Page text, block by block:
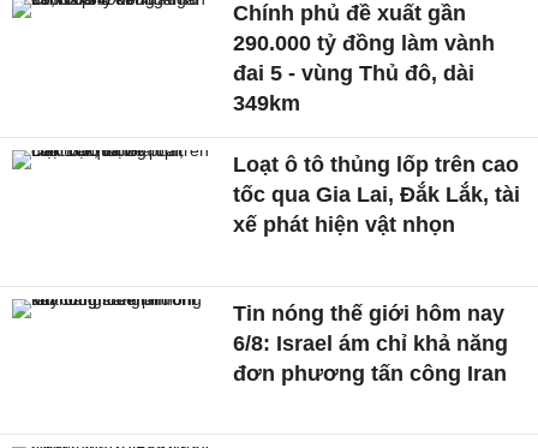
Chính phủ đề xuất gần
290.000 tỷ đồng làm vành
đai 5 - vùng Thủ đô, dài
349km
Loạt ô tô thủng lốp trên cao
tốc qua Gia Lai, Đắk Lắk, tài
xế phát hiện vật nhọn
Tin nóng thế giới hôm nay
6/8: Israel ám chỉ khả năng
đơn phương tấn công Iran